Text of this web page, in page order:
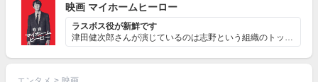
映画 マイホームヒーロー
ラスボス役が新鮮です
津田健次郎さんが演じているのは志野という組織のトップに...